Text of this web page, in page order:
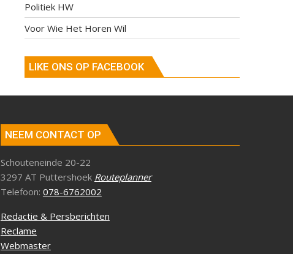
Politiek HW
Voor Wie Het Horen Wil
LIKE ONS OP FACEBOOK
NEEM CONTACT OP
Schouteneinde 20-22
3297 AT Puttershoek Routeplanner
Telefoon: 078-6762002
Redactie & Persberichten
Reclame
Webmaster